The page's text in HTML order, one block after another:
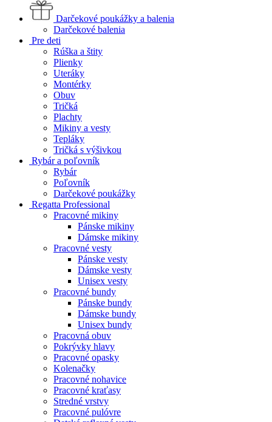
Darčekové poukážky a balenia
Darčekové balenia
Pre deti
Rúška a štity
Plienky
Uteráky
Montérky
Obuv
Tričká
Plachty
Mikiny a vesty
Tepláky
Tričká s výšivkou
Rybár a poľovník
Rybár
Poľovník
Darčekové poukážky
Regatta Professional
Pracovné mikiny
Pánske mikiny
Dámske mikiny
Pracovné vesty
Pánske vesty
Dámske vesty
Unisex vesty
Pracovné bundy
Pánske bundy
Dámske bundy
Unisex bundy
Pracovná obuv
Pokrývky hlavy
Pracovné opasky
Kolenačky
Pracovné nohavice
Pracovné kraťasy
Stredné vrstvy
Pracovné pulóvre